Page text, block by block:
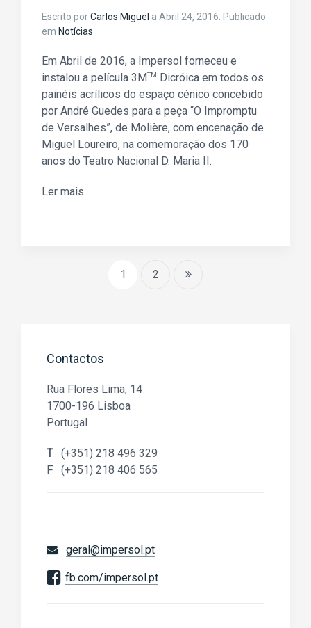
Escrito porCarlos Miguel a Abril 24, 2016 . Publicado
em Notícias
Em Abril de 2016, a Impersol forneceu e
instalou a película 3MTM Dicróica em todos os
painéis acrílicos do espaço cénico concebido
por André Guedes para a peça “O Impromptu
de Versalhes”, de Molière, com encenação de
Miguel Loureiro, na comemoração dos 170
anos do Teatro Nacional D. Maria II.
Ler mais
1 2
Contactos
Rua Flores Lima, 14
1700-196 Lisboa
Portugal
T (+351) 218 496 329
F (+351) 218 406 565
geral@impersol.pt
fb.com/impersol.pt